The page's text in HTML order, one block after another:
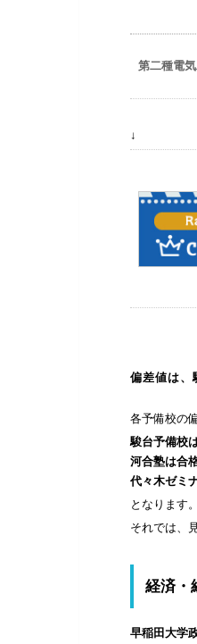
第二種電
↓
偏差値は、
各予備校の
駿台予備校
河合塾は合
代々木ゼミ
となります。
それでは、
経済・
早稲田大学